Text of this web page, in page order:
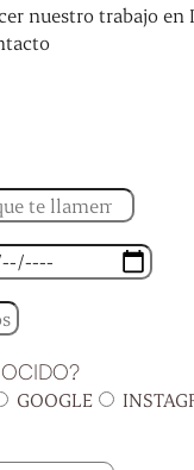
nuestro trabajo
GOOGLE